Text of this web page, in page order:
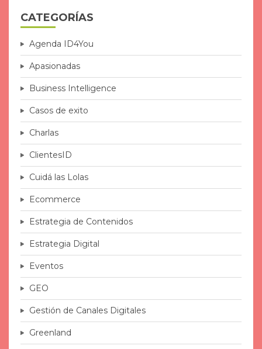
CATEGORÍAS
Agenda ID4You
Apasionadas
Business Intelligence
Casos de exito
Charlas
ClientesID
Cuidá las Lolas
Ecommerce
Estrategia de Contenidos
Estrategia Digital
Eventos
GEO
Gestión de Canales Digitales
Greenland